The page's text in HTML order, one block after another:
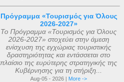
Πρόγραμμα «Τουρισμός για Όλους
2026-2027»
Το Πρόγραμμα «Τουρισμός για Όλους
2026-2027» στοχεύει στην άμεση
ενίσχυση της εγχώριας τουριστικής
δραστηριότητας και εντάσσεται στο
πλαίσιο της ευρύτερης στρατηγικής της
Κυβέρνησης για τη στήριξη...
Aug-05 - 2026 | More ->